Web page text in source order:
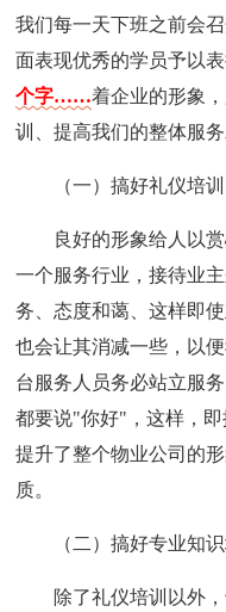
我们每一天下班之前会
面表现优秀的学员予以
个字……着企业的形象
训、提高我们的整体服
（一）搞好礼仪培
良好的形象给人以
一个服务行业，接待业
务、态度和蔼、这样即
也会让其消减一些，以
台服务人员务必站立服
都要说"你好"，这样，
提升了整个物业公司的
质。
（二）搞好专业知
除了礼仪培训以外